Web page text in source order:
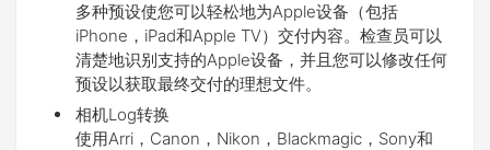
多种预设使您可以轻松地为Apple设备（包括
iPhone，iPad和Apple TV）交付内容。检查员可以
清楚地识别支持的Apple设备，并且您可以修改任何
预设以获取最终交付的理想文件。
相机Log转换
使用Arri，Canon，Nikon，Blackmagic，Sony和